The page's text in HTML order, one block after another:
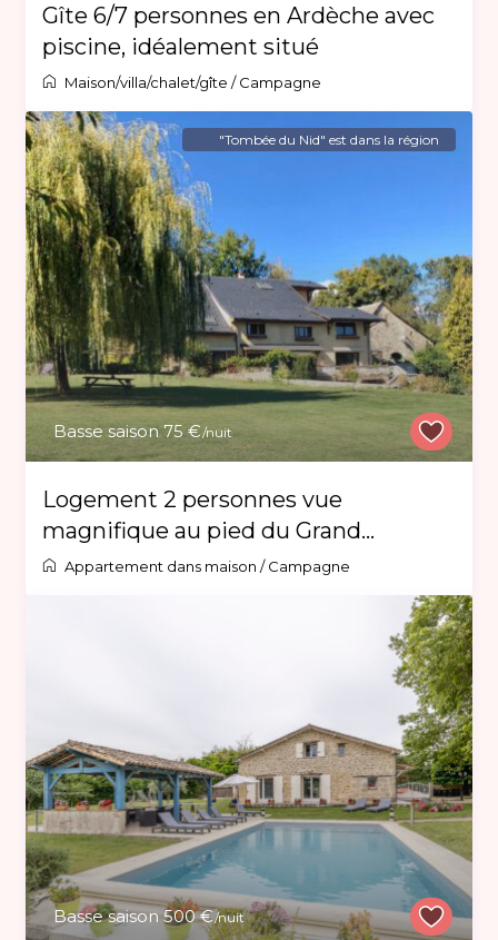
Gîte 6/7 personnes en Ardèche avec
piscine, idéalement situé
Maison/villa/chalet/gîte /Campagne
Basse saison 75 €/nuit
"Tombée du Nid" est dans la région
Logement 2 personnes vue
magnifique au pied du Grand...
Appartement dans maison /Campagne
Basse saison 500 €/nuit